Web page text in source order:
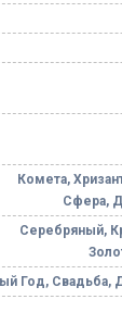
Комета,
Сфера,
Серебряный,
Год, Свадьба,